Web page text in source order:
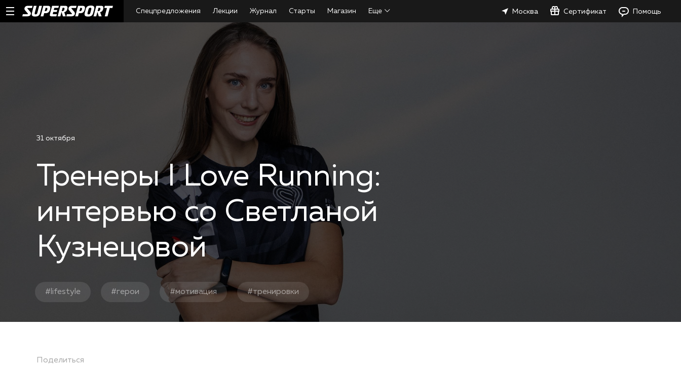
Спецпредложения Лекции Журнал Старты Магазин Еще Москва Сертификат Помощь
31 октября
Тренеры I Love Running:
интервью со Светланой
Кузнецовой
#lifestyle #герои #мотивация #тренировки
Поделиться